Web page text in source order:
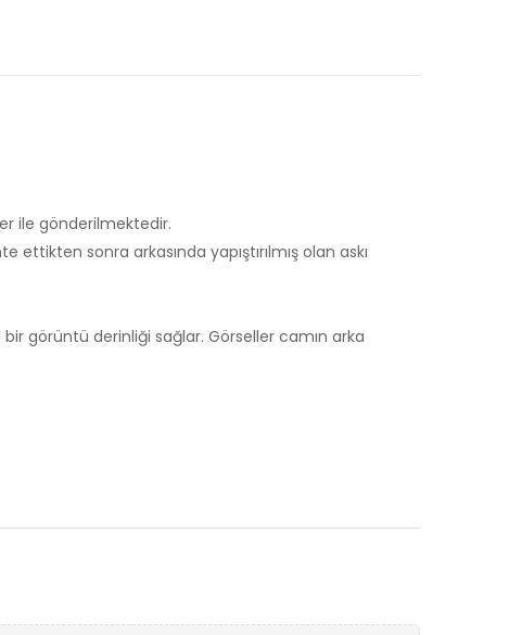
ile gönderilmektedir.
sonra arkasında yapıştırılmış olan askı
bir görüntü derinliği sağlar. Görseller camın arka